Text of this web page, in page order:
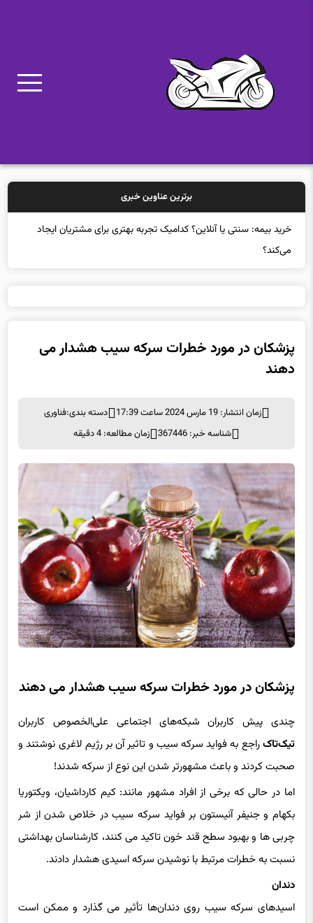
برترین عناوین خبری
خرید بیمه: سنتی یا آنلاین؟ کدامیک تجربه بهتری برای مشتریان ایجاد
می‌کند؟
پزشکان در مورد خطرات سرکه سیب هشدار می
دهند
زمان انتشار: 19 مارس 2024 ساعت 17:39 دسته بندی:فناوری
شناسه خبر: 367446
زمان مطالعه: 4 دقیقه
پزشکان در مورد خطرات سرکه سیب هشدار می دهند
چندی پیش کاربران شبکه‌های اجتماعی علی‌الخصوص کاربران
تیک‌تاکراجع به فواید سرکه سیب و تاثیر آن بر رژیم لاغری نوشتند و
صحبت کردند و باعث مشهورتر شدن این نوع از سرکه شدند!
اما در حالی که برخی از افراد مشهور مانند: کیم کارداشیان، ویکتوریا
بکهام و جنیفر آنیستون بر فواید سرکه سیب در خلاص شدن از شر
چربی ها و بهبود سطح قند خون تاکید می کنند، کارشناسان بهداشتی
نسبت به خطرات مرتبط با نوشیدن سرکه اسیدی هشدار دادند.
دندان
اسیدهای سرکه سیب روی دندان‌ها تأثیر می گذارد و ممکن است